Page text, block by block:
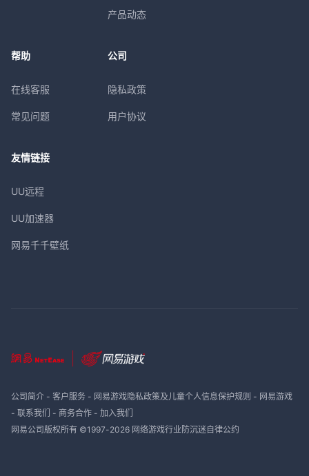
产品动态
帮助
在线客服
常见问题
公司
隐私政策
用户协议
友情链接
UU远程
UU加速器
网易千千壁纸
公司简介- 客户服务- 网易游戏隐私政策及儿童个人信息保护规则 - 网易游戏
- 联系我们 - 商务合作- 加入我们
网易公司版权所有 ©1997-2026 网络游戏行业防沉迷自律公约